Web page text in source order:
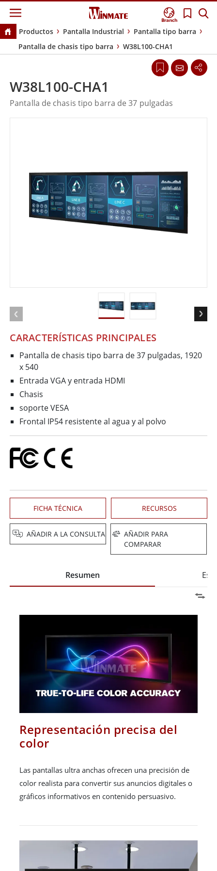
Branch
Productos Pantalla Industrial
Pantalla tipo barra
Pantalla de chasis tipo barra
W38L100-CHA1
CARACTERÍSTICAS PRINCIPALES
Pantalla de chasis tipo barra de 37 pulgadas, 1920
x 540
Entrada VGA y entrada HDMI
Chasis
soporte VESA
Frontal IP54 resistente al agua y al polvo
FICHA TÉCNICA RECURSOS
AÑADIR A LA CONSULTA
AÑADIR PARA
COMPARAR
W38L100-CHA1
Pantalla de chasis tipo barra de 37 pulgadas
Resumen
Representación precisa del
color
Las pantallas ultra anchas ofrecen una precisión de
color realista para convertir sus anuncios digitales o
gráficos informativos en contenido persuasivo.